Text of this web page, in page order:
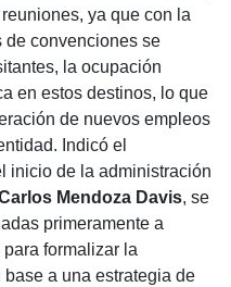
ya que con la
de convenciones se
la ocupación
en estos destinos, lo que
de nuevos empleos
Indicó el
inicio de la administración
Mendoza Davis, se
primeramente a
formalizar la
a una estrategia de